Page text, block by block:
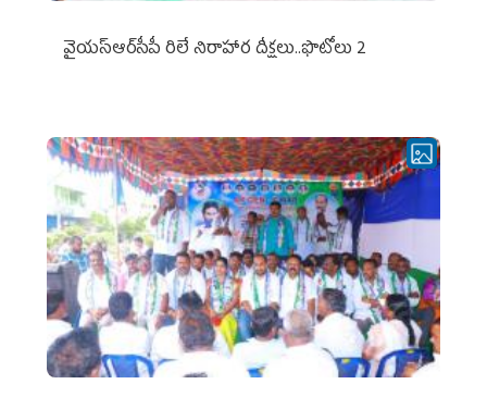
వైయ‌స్ఆర్‌సీపీ రిలే నిరాహార దీక్షలు..ఫొటోలు 2